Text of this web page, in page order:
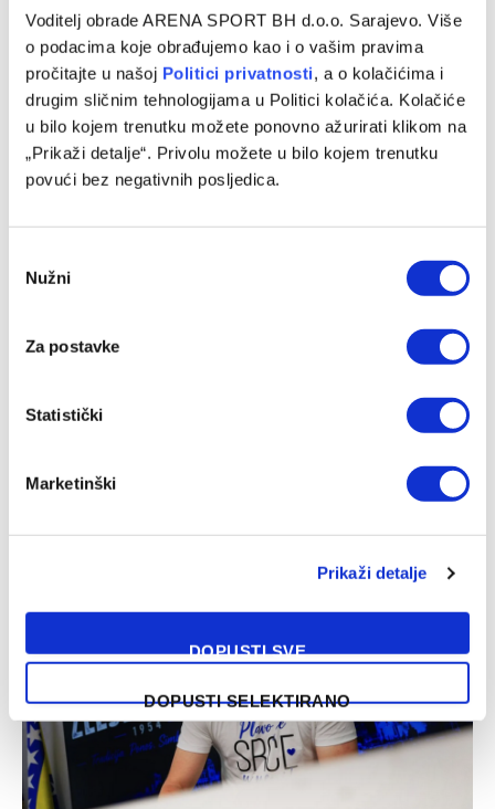
Voditelj obrade ARENA SPORT BH d.o.o. Sarajevo. Više
o podacima koje obrađujemo kao i o vašim pravima
pročitajte u našoj Politici privatnosti, a o kolačićima i
drugim sličnim tehnologijama u Politici kolačića. Kolačiće
u bilo kojem trenutku možete ponovno ažurirati klikom na
„Prikaži detalje“. Privolu možete u bilo kojem trenutku
povući bez negativnih posljedica.
Selection
Nužni
Za postavke
Statistički
Marketinški
Prikaži detalje
DOPUSTI SVE
DOPUSTI SELEKTIRANO
Rukometaši Barcelone savladali Fuchse Berlin i došli do
13. evropske krune
14/06/2026
RK Željezničar predstavio novo pojačanje